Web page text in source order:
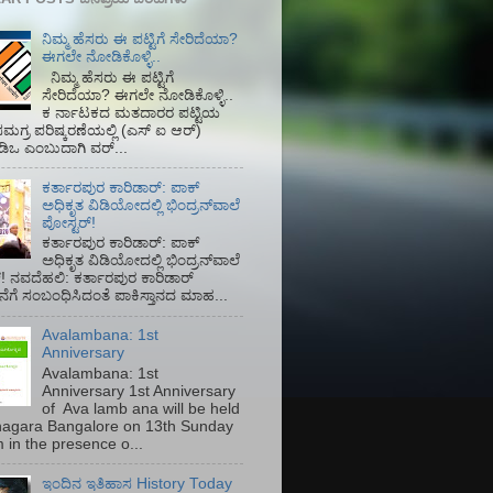
ನಿಮ್ಮ ಹೆಸರು ಈ ಪಟ್ಟಿಗೆ ಸೇರಿದೆಯಾ?
ಈಗಲೇ ನೋಡಿಕೊಳ್ಳಿ..
ನಿಮ್ಮ ಹೆಸರು ಈ ಪಟ್ಟಿಗೆ
ಸೇರಿದೆಯಾ? ಈಗಲೇ ನೋಡಿಕೊಳ್ಳಿ..
ಕ ರ್ನಾಟಕದ ಮತದಾರರ ಪಟ್ಟಿಯ
ಪರಿಷ್ಕರಣೆಯಲ್ಲಿ (ಎಸ್‌ ಐ ಆರ್)‌
ಎಂಬುದಾಗಿ ವರ್...
ಕರ್ತಾರಪುರ ಕಾರಿಡಾರ್: ಪಾಕ್
ಅಧಿಕೃತ ವಿಡಿಯೋದಲ್ಲಿ ಭಿಂದ್ರನ್‌ವಾಲೆ
ಪೋಸ್ಟರ್!
ಕರ್ತಾರಪುರ ಕಾರಿಡಾರ್: ಪಾಕ್
ಅಧಿಕೃತ ವಿಡಿಯೋದಲ್ಲಿ ಭಿಂದ್ರನ್‌ವಾಲೆ
ನವದೆಹಲಿ: ಕರ್ತಾರಪುರ ಕಾರಿಡಾರ್
ಸಂಬಂಧಿಸಿದಂತೆ ಪಾಕಿಸ್ತಾನದ ಮಾಹ...
Avalambana: 1st
Anniversary
Avalambana: 1st
Anniversary 1st Anniversary
of Ava lamb ana will be held
Bangalore on 13th Sunday
in the presence o...
ಇಂದಿನ ಇತಿಹಾಸ History Today